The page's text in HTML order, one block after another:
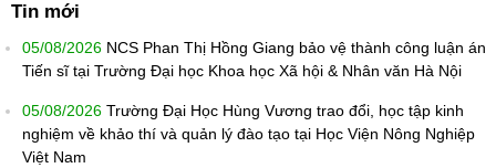
Tin mới
05/08/2026 NCS Phan Thị Hồng Giang bảo vệ thành công luận án
Tiến sĩ tại Trường Đại học Khoa học Xã hội & Nhân văn Hà Nội
05/08/2026 Trường Đại Học Hùng Vương trao đổi, học tập kinh
nghiệm về khảo thí và quản lý đào tạo tại Học Viện Nông Nghiệp
Việt Nam